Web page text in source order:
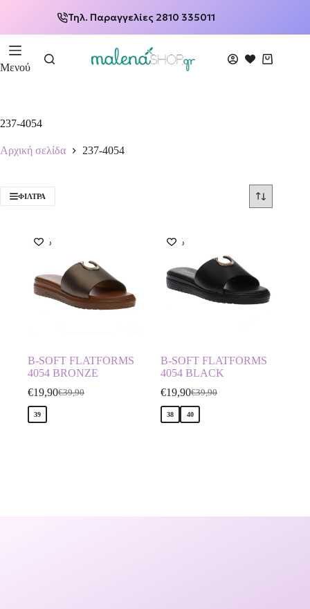
Τηλ. Παραγγελίες 2810 335011
Μενού
237-4054
Αρχική σελίδα 237-4054
ΦΊΛΤΡΑ
-50%
B-SOFT FLATFORMS
4054 BRONZE
€39,90
€19,90
39
-50%
B-SOFT FLATFORMS
4054 BLACK
€39,90
€19,90
38 40